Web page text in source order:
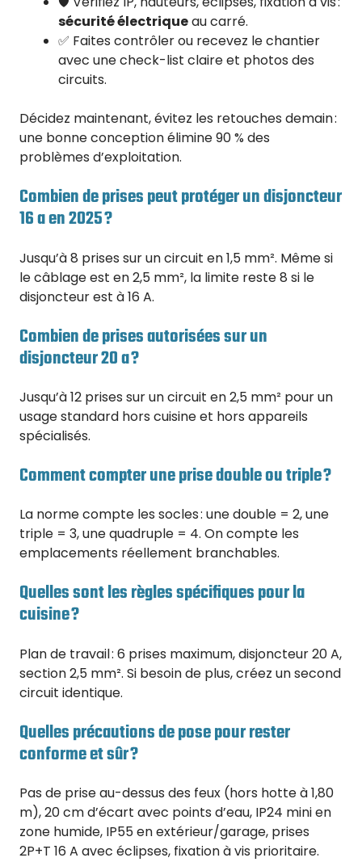
sécurité électriqueau carré.
✅ Faites contrôler ou recevez le chantier
avec une check-list claire et photos des
circuits.
Décidez maintenant, évitez les retouches demain :
une bonne conception élimine 90 % des
problèmes d’exploitation.
Combien de prises peut protéger un disjoncteur
16 a en 2025 ?
Jusqu’à 8 prises sur un circuit en 1,5 mm². Même si
le câblage est en 2,5 mm², la limite reste 8 si le
disjoncteur est à 16 A.
Combien de prises autorisées sur un
disjoncteur 20 a ?
Jusqu’à 12 prises sur un circuit en 2,5 mm² pour un
usage standard hors cuisine et hors appareils
spécialisés.
Comment compter une prise double ou triple ?
La norme compte les socles : une double = 2, une
triple = 3, une quadruple = 4. On compte les
emplacements réellement branchables.
Quelles sont les règles spécifiques pour la
cuisine ?
Plan de travail : 6 prises maximum, disjoncteur 20 A,
section 2,5 mm². Si besoin de plus, créez un second
circuit identique.
Quelles précautions de pose pour rester
conforme et sûr ?
Pas de prise au-dessus des feux (hors hotte à 1,80
m), 20 cm d’écart avec points d’eau, IP24 mini en
zone humide, IP55 en extérieur/garage, prises
2P+T 16 A avec éclipses, fixation à vis prioritaire.